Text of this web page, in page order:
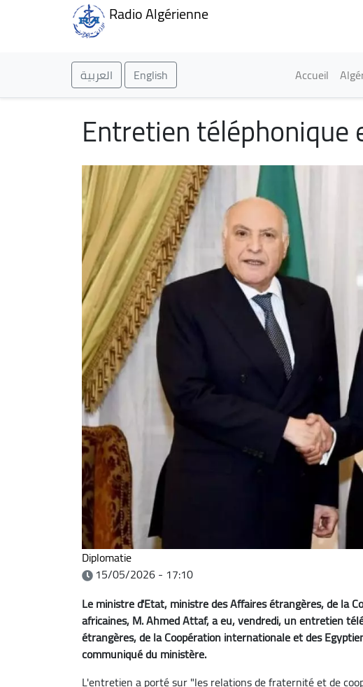
Radio Algérienne
العربية English Main
Accueil
Entretien
Diplomatie
15/05/2026 - 17:10
Le ministre d'Etat, ministre des Affaires étrangères, de la
africaines, M. Ahmed Attaf, a eu, vendredi, un entretien
étrangères, de la Coopération internationale et des
communiqué du ministère.
L'entretien a porté sur "les relations de fraternité et de